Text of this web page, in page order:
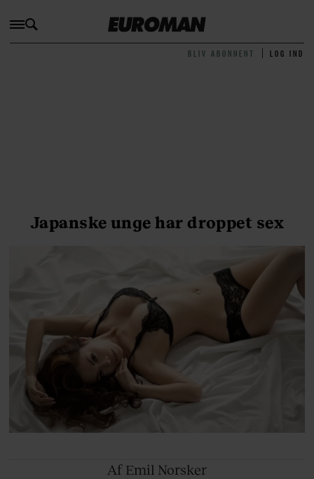
BLIV ABONNENT LOG IND
Japanske unge har droppet sex
Af Emil Norsker